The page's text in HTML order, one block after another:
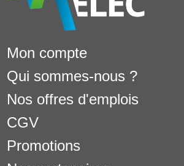
Mon compte
Qui sommes-nous ?
Nos offres d'emplois
CGV
Promotions